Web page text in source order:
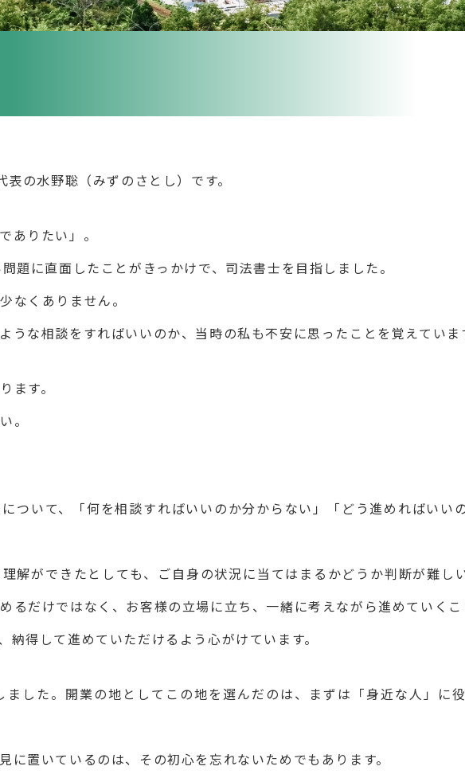
の水野聡（みずのさとし）です。
ありたい」。
に直面したことがきっかけで、司法書士を目指しました。
なくありません。
な相談をすればいいのか、当時の私も不安に思ったことを覚えていま
ます。
。
ついて、「何を相談すればいいのか分からない」「どう進めればいい
解ができたとしても、ご自身の状況に当てはまるかどうか判断が難し
だけではなく、お客様の立場に立ち、一緒に考えながら進めていくこ
得して進めていただけるよう心がけています。
した。開業の地としてこの地を選んだのは、まずは「身近な人」に
置いているのは、その初心を忘れないためでもあります。